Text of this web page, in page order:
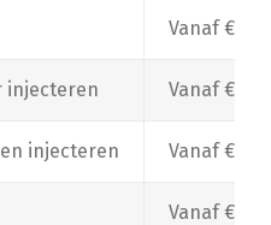
Vanaf
injecteren Vanaf
injecteren Vanaf
Vanaf